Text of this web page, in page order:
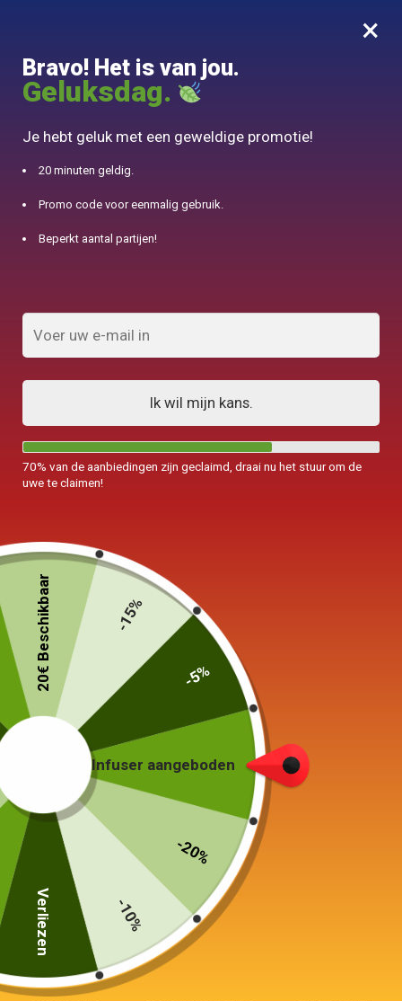
0
10% aangeboden voor 50€ aankopen met DJINN-code10
Theepot in Argile
Yixing 220ml
19 in voorraad
In winkelwagen
×
Bravo! Het is van jou.
Geluksdag.
Je hebt geluk met een geweldige promotie!
20 minuten geldig.
Promo code voor eenmalig gebruik.
Beperkt aantal partijen!
Ik wil mijn kans.
70% van de aanbiedingen zijn geclaimd, draai nu het stuur om de
uwe te claimen!
Infuser aangeboden
-20%
-10%
Verliezen
20€ Beschikbaar -15%
-5%